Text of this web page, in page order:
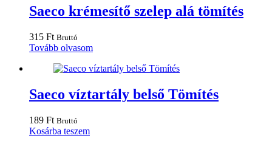
Saeco krémesítő szelep alá tömítés
315 Ft Bruttó
Tovább olvasom
Saeco víztartály belső Tömítés
189 Ft Bruttó
Kosárba teszem